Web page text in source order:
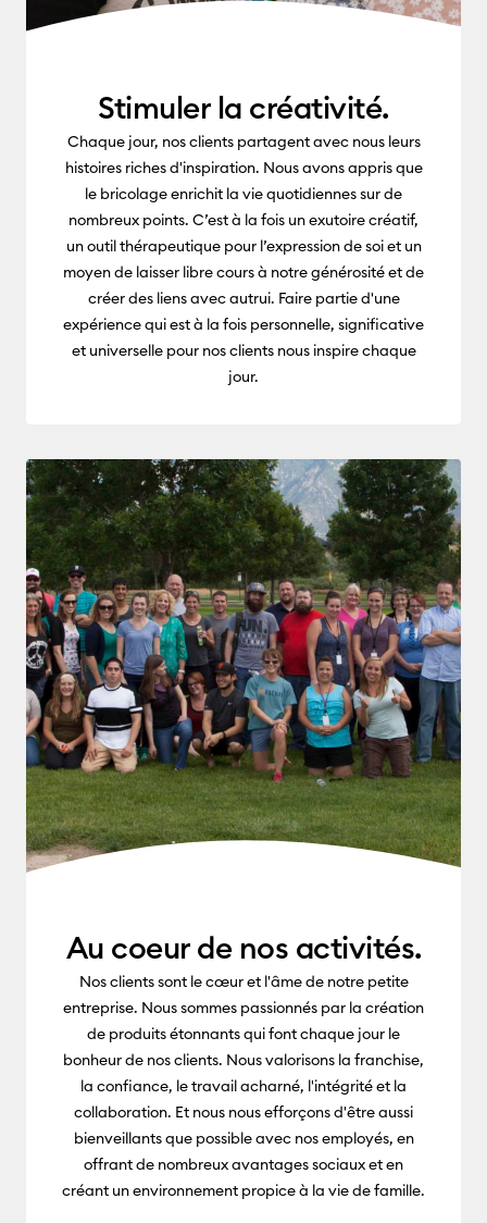
Stimuler la créativité.
Chaque jour, nos clients partagent avec nous leurs
histoires riches d'inspiration. Nous avons appris que
le bricolage enrichit la vie quotidiennes sur de
nombreux points. C’est à la fois un exutoire créatif,
un outil thérapeutique pour l’expression de soi et un
moyen de laisser libre cours à notre générosité et de
créer des liens avec autrui. Faire partie d'une
expérience qui est à la fois personnelle, significative
et universelle pour nos clients nous inspire chaque
jour.
Au coeur de nos activités.
Nos clients sont le cœur et l'âme de notre petite
entreprise. Nous sommes passionnés par la création
de produits étonnants qui font chaque jour le
bonheur de nos clients. Nous valorisons la franchise,
la confiance, le travail acharné, l'intégrité et la
collaboration. Et nous nous efforçons d'être aussi
bienveillants que possible avec nos employés, en
offrant de nombreux avantages sociaux et en
créant un environnement propice à la vie de famille.